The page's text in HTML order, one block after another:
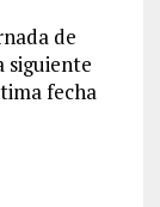
de
siguiente
fecha